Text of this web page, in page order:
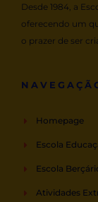
Desde 1984, a
oferecendo um
o prazer de ser
Homepage
Escola
Escola
Atividades